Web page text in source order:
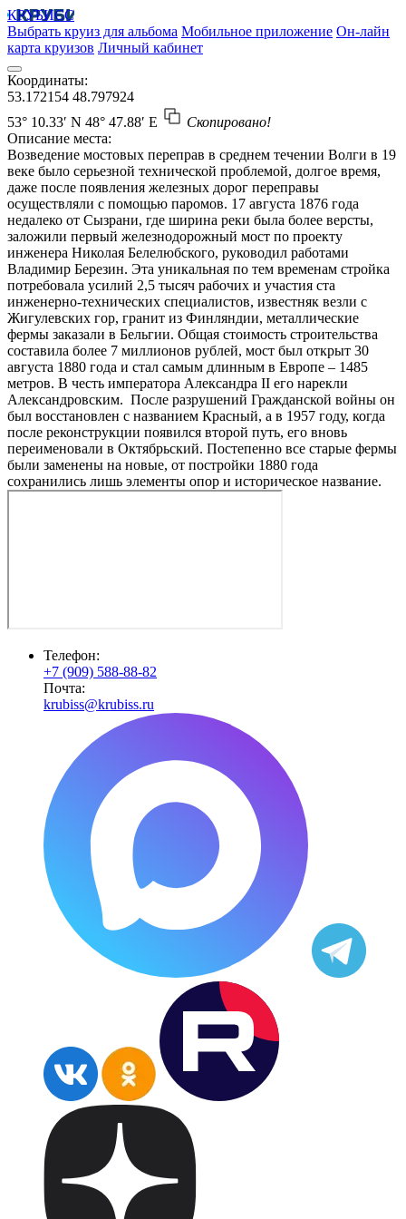
КРУБИСС
Выбрать круиз для альбома Мобильное приложение Он-лайн
карта круизов Личный кабинет
Координаты:
53.172154 48.797924
53° 10.33′ N 48° 47.88′ E
Скопировано!
Описание места:
Возведение мостовых переправ в среднем течении Волги в 19
веке было серьезной технической проблемой, долгое время,
даже после появления железных дорог переправы
осуществляли с помощью паромов. 17 августа 1876 года
недалеко от Сызрани, где ширина реки была более версты,
заложили первый железнодорожный мост по проекту
инженера Николая Белелюбского, руководил работами
Владимир Березин. Эта уникальная по тем временам стройка
потребовала усилий 2,5 тысяч рабочих и участия ста
инженерно-технических специалистов, известняк везли с
Жигулевских гор, гранит из Финляндии, металлические
фермы заказали в Бельгии. Общая стоимость строительства
составила более 7 миллионов рублей, мост был открыт 30
августа 1880 года и стал самым длинным в Европе – 1485
метров. В честь императора Александра II его нарекли
Александровским. После разрушений Гражданской войны он
был восстановлен с названием Красный, а в 1957 году, когда
после реконструкции появился второй путь, его вновь
переименовали в Октябрьский. Постепенно все старые фермы
были заменены на новые, от постройки 1880 года
сохранились лишь элементы опор и историческое название.
Телефон:
+7 (909) 588-88-82
Почта:
krubiss@krubiss.ru